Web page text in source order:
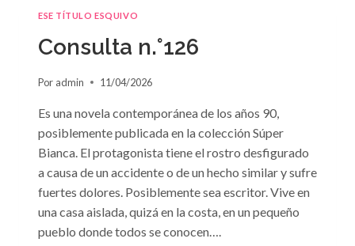
ESE TÍTULO ESQUIVO
Consulta n.°126
Por admin 11/04/2026
Es una novela contemporánea de los años 90,
posiblemente publicada en la colección Súper
Bianca. El protagonista tiene el rostro desfigurado
a causa de un accidente o de un hecho similar y sufre
fuertes dolores. Posiblemente sea escritor. Vive en
una casa aislada, quizá en la costa, en un pequeño
pueblo donde todos se conocen….